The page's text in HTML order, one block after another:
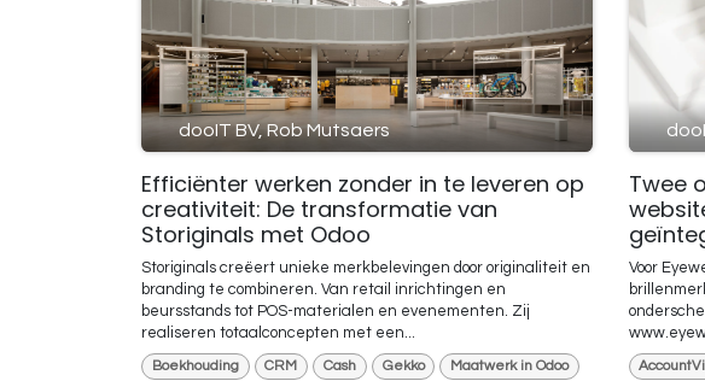
dooIT BV, Rob Mutsaers
Efficiënter werken zonder in te leveren op
creativiteit: De transformatie van
Storiginals met Odoo
Storiginals creëert unieke merkbelevingen door originaliteit en
branding te combineren. Van retail inrichtingen en
beursstands tot POS-materialen en evenementen. Zij
realiseren totaalconcepten met een...
Boekhouding CRM Cash Gekko Maatwerk in Odoo
Twee
Voor